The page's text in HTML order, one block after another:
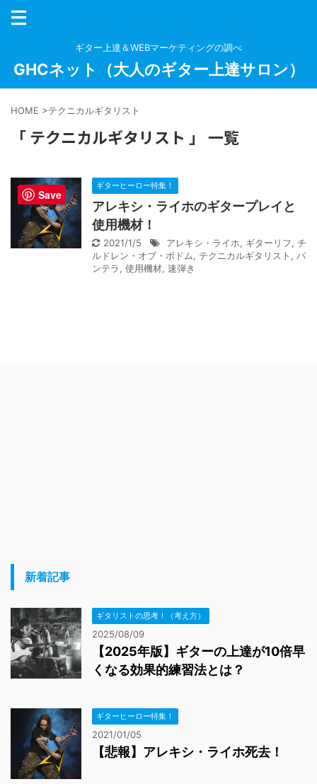
ギター上達＆WEBマーケティングの調べ
GHCネット（大人のギター上達サロン）
HOME >テクニカルギタリスト
「 テクニカルギタリスト 」 一覧
ギターヒーロー特集！
アレキシ・ライホのギタープレイと
使用機材！
2021/1/5 アレキシ・ライホ, ギターリフ, チ
ルドレン・オブ・ボドム, テクニカルギタリスト , パ
ンテラ, 使用機材, 速弾き
新着記事
ギタリストの思考！（考え方）
2025/08/09
【2025年版】ギターの上達が10倍早
くなる効果的練習法とは？
ギターヒーロー特集！
2021/01/05
【悲報】アレキシ・ライホ死去！
Save